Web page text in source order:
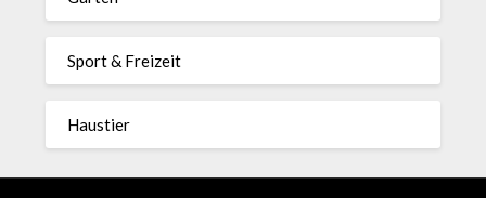
Sport & Freizeit
Haustier